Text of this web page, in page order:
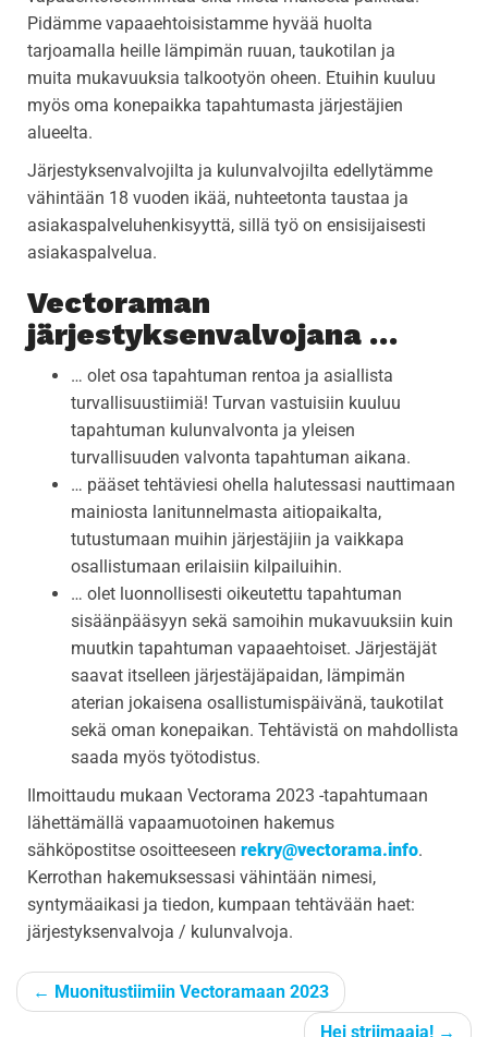
Pidämme vapaaehtoisistamme hyvää huolta
tarjoamalla heille lämpimän ruuan, taukotilan ja
muita mukavuuksia talkootyön oheen. Etuihin kuuluu
myös oma konepaikka tapahtumasta järjestäjien
alueelta.
Järjestyksenvalvojilta ja kulunvalvojilta edellytämme
vähintään 18 vuoden ikää, nuhteetonta taustaa ja
asiakaspalveluhenkisyyttä, sillä työ on ensisijaisesti
asiakaspalvelua.
Vectoraman
järjestyksenvalvojana …
… olet osa tapahtuman rentoa ja asiallista
turvallisuustiimiä! Turvan vastuisiin kuuluu
tapahtuman kulunvalvonta ja yleisen
turvallisuuden valvonta tapahtuman aikana.
… pääset tehtäviesi ohella halutessasi nauttimaan
mainiosta lanitunnelmasta aitiopaikalta,
tutustumaan muihin järjestäjiin ja vaikkapa
osallistumaan erilaisiin kilpailuihin.
… olet luonnollisesti oikeutettu tapahtuman
sisäänpääsyyn sekä samoihin mukavuuksiin kuin
muutkin tapahtuman vapaaehtoiset. Järjestäjät
saavat itselleen järjestäjäpaidan, lämpimän
aterian jokaisena osallistumispäivänä, taukotilat
sekä oman konepaikan. Tehtävistä on mahdollista
saada myös työtodistus.
Ilmoittaudu mukaan Vectorama 2023 -tapahtumaan
lähettämällä vapaamuotoinen hakemus
sähköpostitse osoitteeseenrekry@vectorama.info.
Kerrothan hakemuksessasi vähintään nimesi,
syntymäaikasi ja tiedon, kumpaan tehtävään haet:
järjestyksenvalvoja / kulunvalvoja.
← Muonitustiimiin Vectoramaan 2023
Hei striimaaja! →